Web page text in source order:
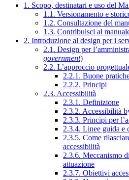
1. Scopo, destinatari e uso del
1.1. Versionamento e
1.2. Consultazione del
1.3. Contribuisci al
2. Introduzione al design per i
2.1. Design per
government)
2.2. L’approccio
2.2.1. Buone
2.2.2. Principi
2.3. Accessibilità
2.3.1. Definizione
2.3.2. Accessibilità
2.3.3. Principi per
2.3.4. Linee guida e
2.3.5. Come
accessibilità
2.3.6. Meccanismo
attuazione
2.3.7. Obiettivi